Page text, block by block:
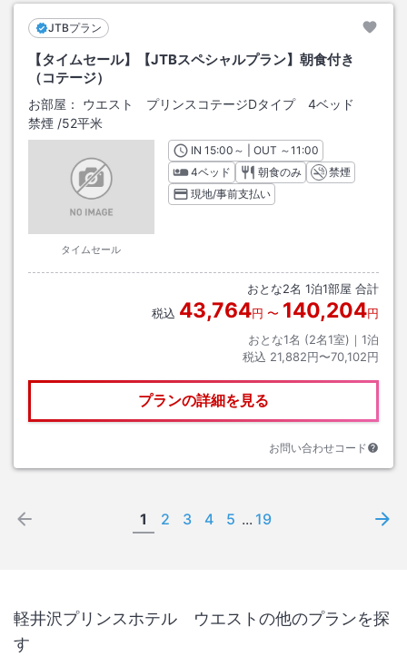
JTBプラン
【タイムセール】【JTBスペシャルプラン】朝食付き
（コテージ）
お部屋：
ウエスト プリンスコテージDタイプ 4ベッド
禁煙 /52平米
タイムセール
INチェックイン
15:00 ～ | OUT チェックアウト
～11:00
4ベッド
朝食のみ
禁煙
現地/事前支払い
おとな2名 1泊1部屋 合計
税込 43,764円 〜 140,204円
おとな1名 (2名1室)｜ 1泊
税込 21,882円〜70,102円
プランの詳細を見る
お問い合わせコード
1 2 3 4 5 ... 19
軽井沢プリンスホテル ウエストの他のプランを探
す